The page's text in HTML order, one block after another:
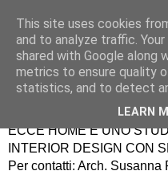
ECCE HOME É UNO
INTERIOR DESIGN CON
Per contatti: Arch. Susanna
This site uses cookies
and to analyze traffic.
shared with Google along
metrics to ensure quality
statistics, and to detect
LEARN